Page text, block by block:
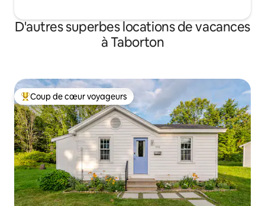
D'autres superbes locations de vacances
à Taborton
Coup de cœur voyageurs parmi les plus aimés
Coup de cœur voyageurs